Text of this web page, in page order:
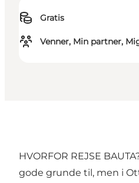
Gratis
Venner, Min partner,
HVORFOR REJSE
gode grunde til, men i